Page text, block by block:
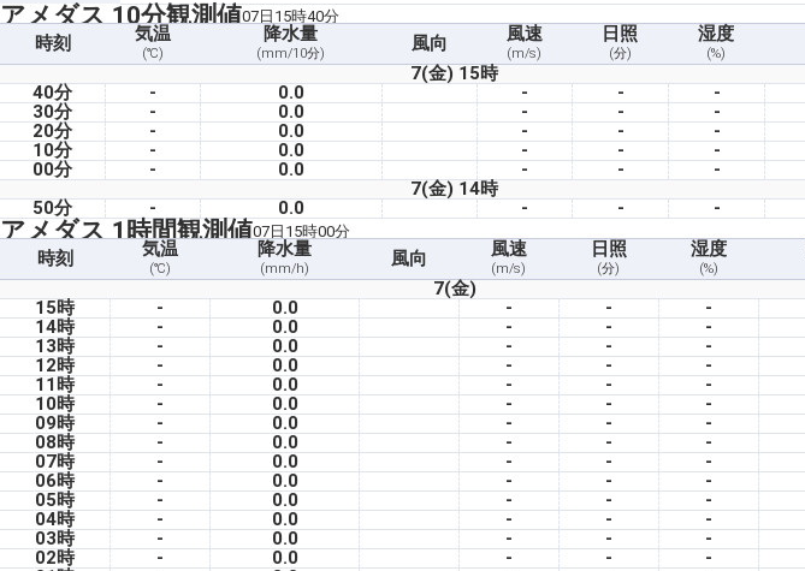
アメダス 10分観測値07日15時40分
時刻 気温
(℃)
降水量
(mm/10分) 風向 風速
(m/s)
日照
(分)
湿度
(%)
7(金) 15時
40分
- 0.0 - - -
30分
- 0.0 - - -
20分
- 0.0 - - -
10分
- 0.0 - - -
00分
- 0.0 - - -
7(金) 14時
50分
- 0.0 - - -
アメダス 1時間観測値07日15時00分
時刻 気温
(℃)
降水量
(mm/h) 風向 風速
(m/s)
日照
(分)
湿度
(%)
7(金)
15時
- 0.0 - - -
14時
- 0.0 - - -
13時
- 0.0 - - -
12時
- 0.0 - - -
11時
- 0.0 - - -
10時
- 0.0 - - -
09時
- 0.0 - - -
08時
- 0.0 - - -
07時
- 0.0 - - -
06時
- 0.0 - - -
05時
- 0.0 - - -
04時
- 0.0 - - -
03時
- 0.0 - - -
02時
- 0.0 - - -